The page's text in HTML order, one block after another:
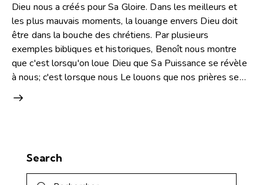
Dieu nous a créés pour Sa Gloire. Dans les meilleurs et
les plus mauvais moments, la louange envers Dieu doit
être dans la bouche des chrétiens. Par plusieurs
exemples bibliques et historiques, Benoît nous montre
que c'est lorsqu'on loue Dieu que Sa Puissance se révèle
à nous; c'est lorsque nous Le louons que nos prières se…
Search